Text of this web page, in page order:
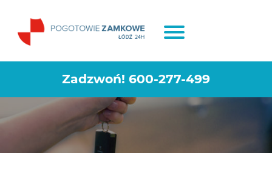
Zadzwoń! 600-277-499
Jak wygląda montaż zamka
wpuszczanego – krok po kroku